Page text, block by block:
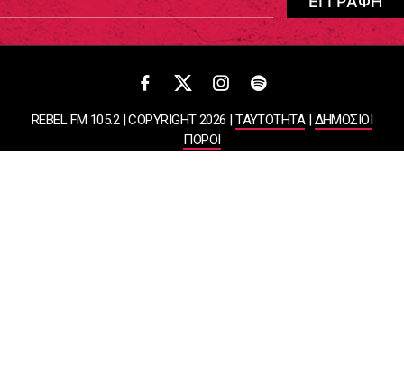
REBEL FM 105.2 | COPYRIGHT 2026 |ΤΑΥΤΟΤΗΤΑ|ΔΗΜΟΣΙΟΙ
ΠΟΡΟΙ